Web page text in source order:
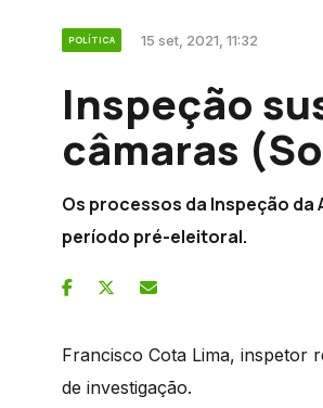
POLÍTICA 15 set, 2021, 11:32
Inspeção
câmaras
Os processos da Inspeção
período pré-eleitoral.
Francisco Cota Lima, inspetor
de investigação.